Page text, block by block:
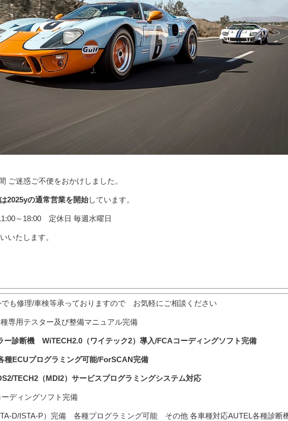
ご迷惑ご不便をおかけしました。
2025yの通常営業を開始しています。
～18:00 定休日 毎週水曜日
いたします。
も修理/車検等承っておりますので お気軽にご相談ください
専用テスター及び整備マニュアル完備
ー診断機 WiTECH2.0（ワイテック2）導入/FCAコーディングソフト完備
種ECUプログラミング可能/ForSCAN完備
TECH2（MDI2）サービスプログラミングシステム対応
ディングソフト完備
D/ISTA-P）完備 各種プログラミング可能 その他 各車種対応AUTEL各種診断